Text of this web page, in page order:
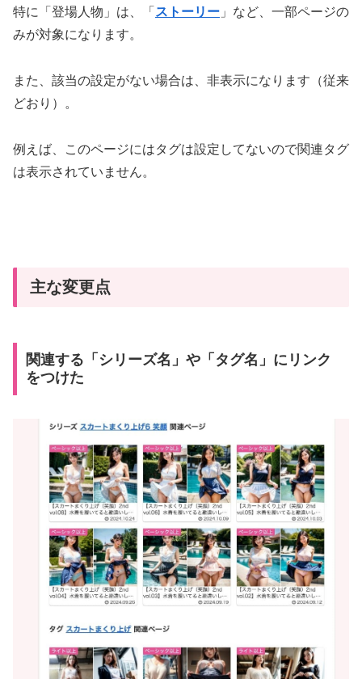
特に「登場人物」は、「 ストーリー 」など、一部ページの
みが対象になります。
また、該当の設定がない場合は、非表示になります（従来
どおり）。
例えば、このページにはタグは設定してないので関連タグ
は表示されていません。
主な変更点
関連する「シリーズ名」や「タグ名」にリンク
をつけた